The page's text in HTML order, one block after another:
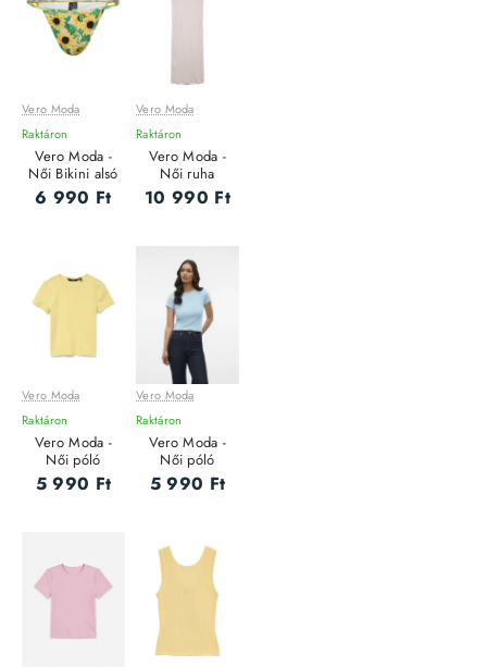
Vero Moda
Raktáron
Vero Moda -
Női Bikini alsó
6 990 Ft
Vero Moda
Raktáron
Vero Moda -
Női ruha
10 990 Ft
Vero Moda
Raktáron
Vero Moda -
Női póló
5 990 Ft
Vero Moda
Raktáron
Vero Moda -
Női póló
5 990 Ft